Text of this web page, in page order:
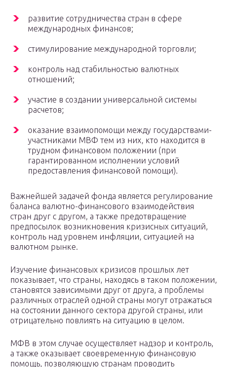
развитие сотрудничества стран в сфере
международных финансов;
стимулирование международной торговли;
контроль над стабильностью валютных
отношений;
участие в создании универсальной системы
расчетов;
оказание взаимопомощи между государствами-
участниками МВФ тем из них, кто находится в
трудном финансовом положении (при
гарантированном исполнении условий
предоставления финансовой помощи).
Важнейшей задачей фонда является регулирование
баланса валютно-финансового взаимодействия
стран друг с другом, а также предотвращение
предпосылок возникновения кризисных ситуаций,
контроль над уровнем инфляции, ситуацией на
валютном рынке.
Изучение финансовых кризисов прошлых лет
показывает, что страны, находясь в таком положении,
становятся зависимыми друг от друга, а проблемы
различных отраслей одной страны могут отражаться
на состоянии данного сектора другой страны, или
отрицательно повлиять на ситуацию в целом.
МФВ в этом случае осуществляет надзор и контроль,
а также оказывает своевременную финансовую
помощь, позволяющую странам проводить